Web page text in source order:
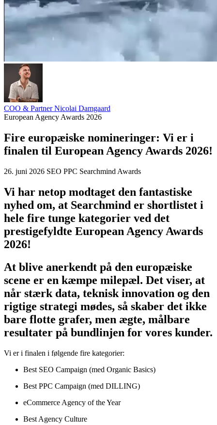
COO & Partner Nicolai Damgaard
European Agency Awards 2026
Fire europæiske nomineringer: Vi er i
finalen til European Agency Awards 2026!
26. juni 2026 SEO PPC Searchmind Awards
Vi har netop modtaget den fantastiske
nyhed om, at Searchmind er shortlistet i
hele fire tunge kategorier ved det
prestigefyldte European Agency Awards
2026!
At blive anerkendt på den europæiske
scene er en kæmpe milepæl. Det viser, at
når stærk data, teknisk innovation og den
rigtige strategi mødes, så skaber det ikke
bare flotte grafer, men ægte, målbare
resultater på bundlinjen for vores kunder.
Vi er i finalen i følgende fire kategorier:
Best SEO Campaign (med Organic Basics)
Best PPC Campaign (med DILLING)
eCommerce Agency of the Year
Best Agency Culture